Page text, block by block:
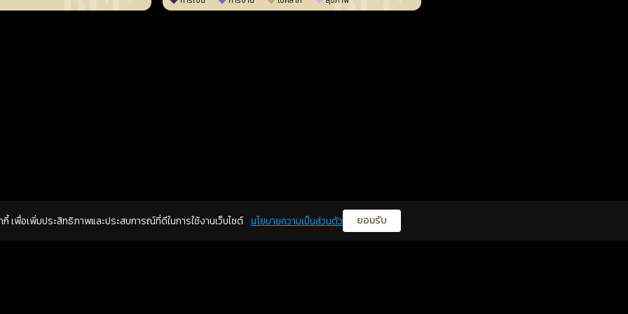
กี้ เพื่อเพิ่มประสิทธิภาพและประสบการณ์ที่ดีในการใช้งานเว็บไซต์ นโยบายความเป็นส่วนตัว ยอมรับ